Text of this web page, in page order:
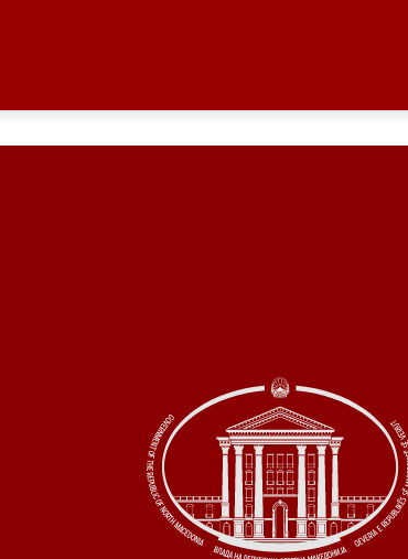
меѓу Владата и граѓанскиот
Финансиска
Прегледи
Програми